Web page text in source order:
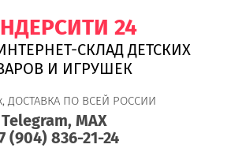
24
СКЛАД ДЕТСКИХ
И ИГРУШЕК
ДОСТАВКА ПО ВСЕЙ РОССИИ
Telegram, MAX
(904) 836-21-24